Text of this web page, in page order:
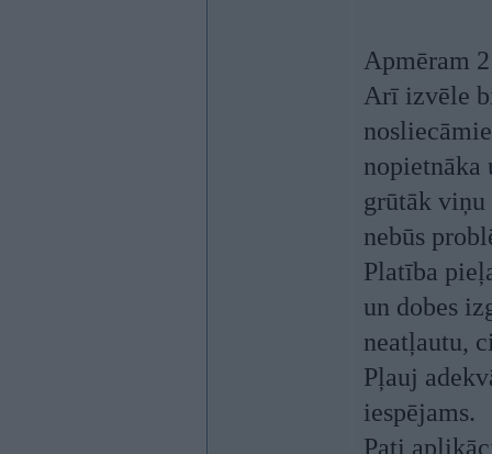
Apmēram
Arī izvēle
nopietnāka
grūtāk viņu
nebūs
Platība
un dobes
neatļautu,
Pļauj
iespējams.
Pati